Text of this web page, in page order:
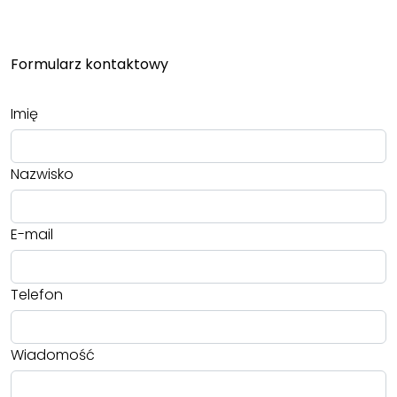
Formularz kontaktowy
Imię
Nazwisko
E-mail
Telefon
Wiadomość